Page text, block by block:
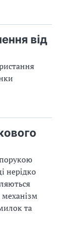
від
нерідко
механізм
та